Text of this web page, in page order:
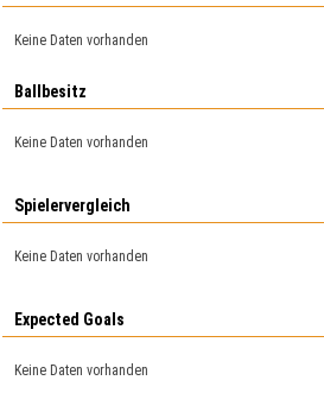
Keine Daten vorhanden
Ballbesitz
Keine Daten vorhanden
Spielervergleich
Keine Daten vorhanden
Expected Goals
Keine Daten vorhanden